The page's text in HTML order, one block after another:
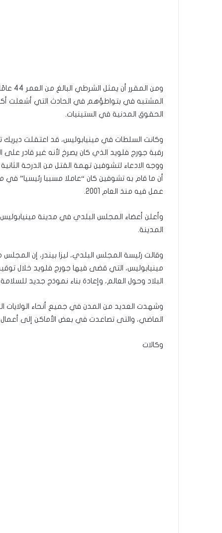
ومن
المشتبه في بتواطؤهم في الحادث التي أشعلت
الحقوق المدنية في الستينيات.
وكانت السلطات في مينيابوليس، قد اعتقلت
رقبة جورج فلويد الذي كان يصرخ لأنه غير قادر
ووجه الادعاء لتشوفين تهمة القتل من الدرجة
أن ما قام به تشوفين كان “عاملا مسببا
عمل فيه منذ العام 2001.
وأعلن أعضاء المجلس البلدي في مدينة
المدينة.
وقالت رئيسة المجلس البلدي، ليزا بيندر، إن
مينيابوليس، التي قضى فيها جورج فلويد خلال
البلاد وحول العالم، وإعادة بناء نموذج جديد
وشهدت العديد من المدن في جميع أنحاء الولايات
الماضي، والتى تصاعدت في بعض الأماكن إلى
وكالات